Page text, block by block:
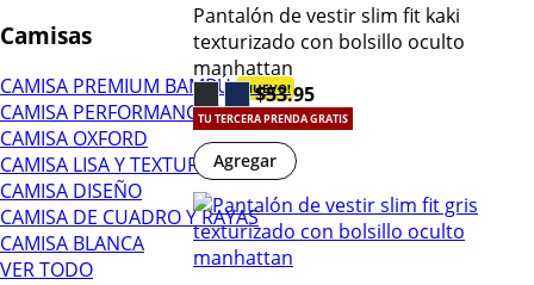
Camisas
CAMISA PREMIUM BAMBÚ ¡NUEVO!
CAMISA PERFORMANCE
CAMISA OXFORD
CAMISA LISA Y TEXTURA
CAMISA DISEÑO
CAMISA DE CUADRO Y RAYAS
CAMISA BLANCA
VER TODO
Pantalón de vestir slim fit kaki
texturizado con bolsillo oculto
manhattan
$53.95
TU TERCERA PRENDA GRATIS
Agregar